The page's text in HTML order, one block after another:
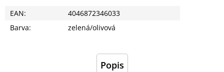
EAN:
4046872346033
Barva: zelená/olivová
Popis